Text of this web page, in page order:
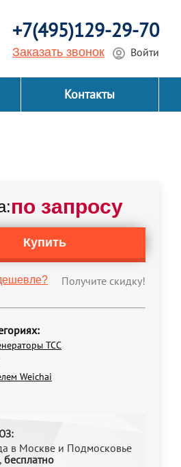
+7(495)129-29-70
Заказать звонок Войти
Контакты
по запросу
Купить
Получите скидку!
ТСС
Weichai
в Москве и Подмосковье
бесплатно